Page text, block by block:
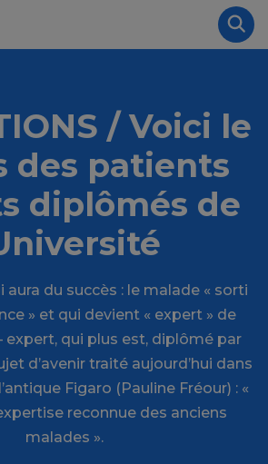
/ Voici le
des patients
diplômés de
aura du succès : le malade « sorti
» et qui devient « expert » de
expert, qui plus est, diplômé par
d’avenir traité aujourd’hui dans
Figaro (Pauline Fréour) : «
reconnue des anciens
malades ».
des cookies